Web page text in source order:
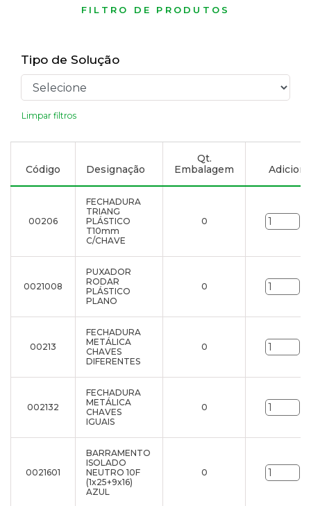
FILTRO DE PRODUTOS
Tipo de Solução
Limpar filtros
Código Designação
Qt.
Embalagem
00206
FECHADURA
TRIANG
PLÁSTICO
T10mm
C/CHAVE
0
0021008
PUXADOR
RODAR
PLÁSTICO
PLANO
0
00213
FECHADURA
METÁLICA
CHAVES
DIFERENTES
0
002132
FECHADURA
METÁLICA
CHAVES
IGUAIS
0
0021601
BARRAMENTO
ISOLADO
NEUTRO 10F
(1x25+9x16)
AZUL
0